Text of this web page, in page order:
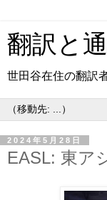
翻訳と
世田谷在住の翻訳
2024年5月28日
EASL: 東ア